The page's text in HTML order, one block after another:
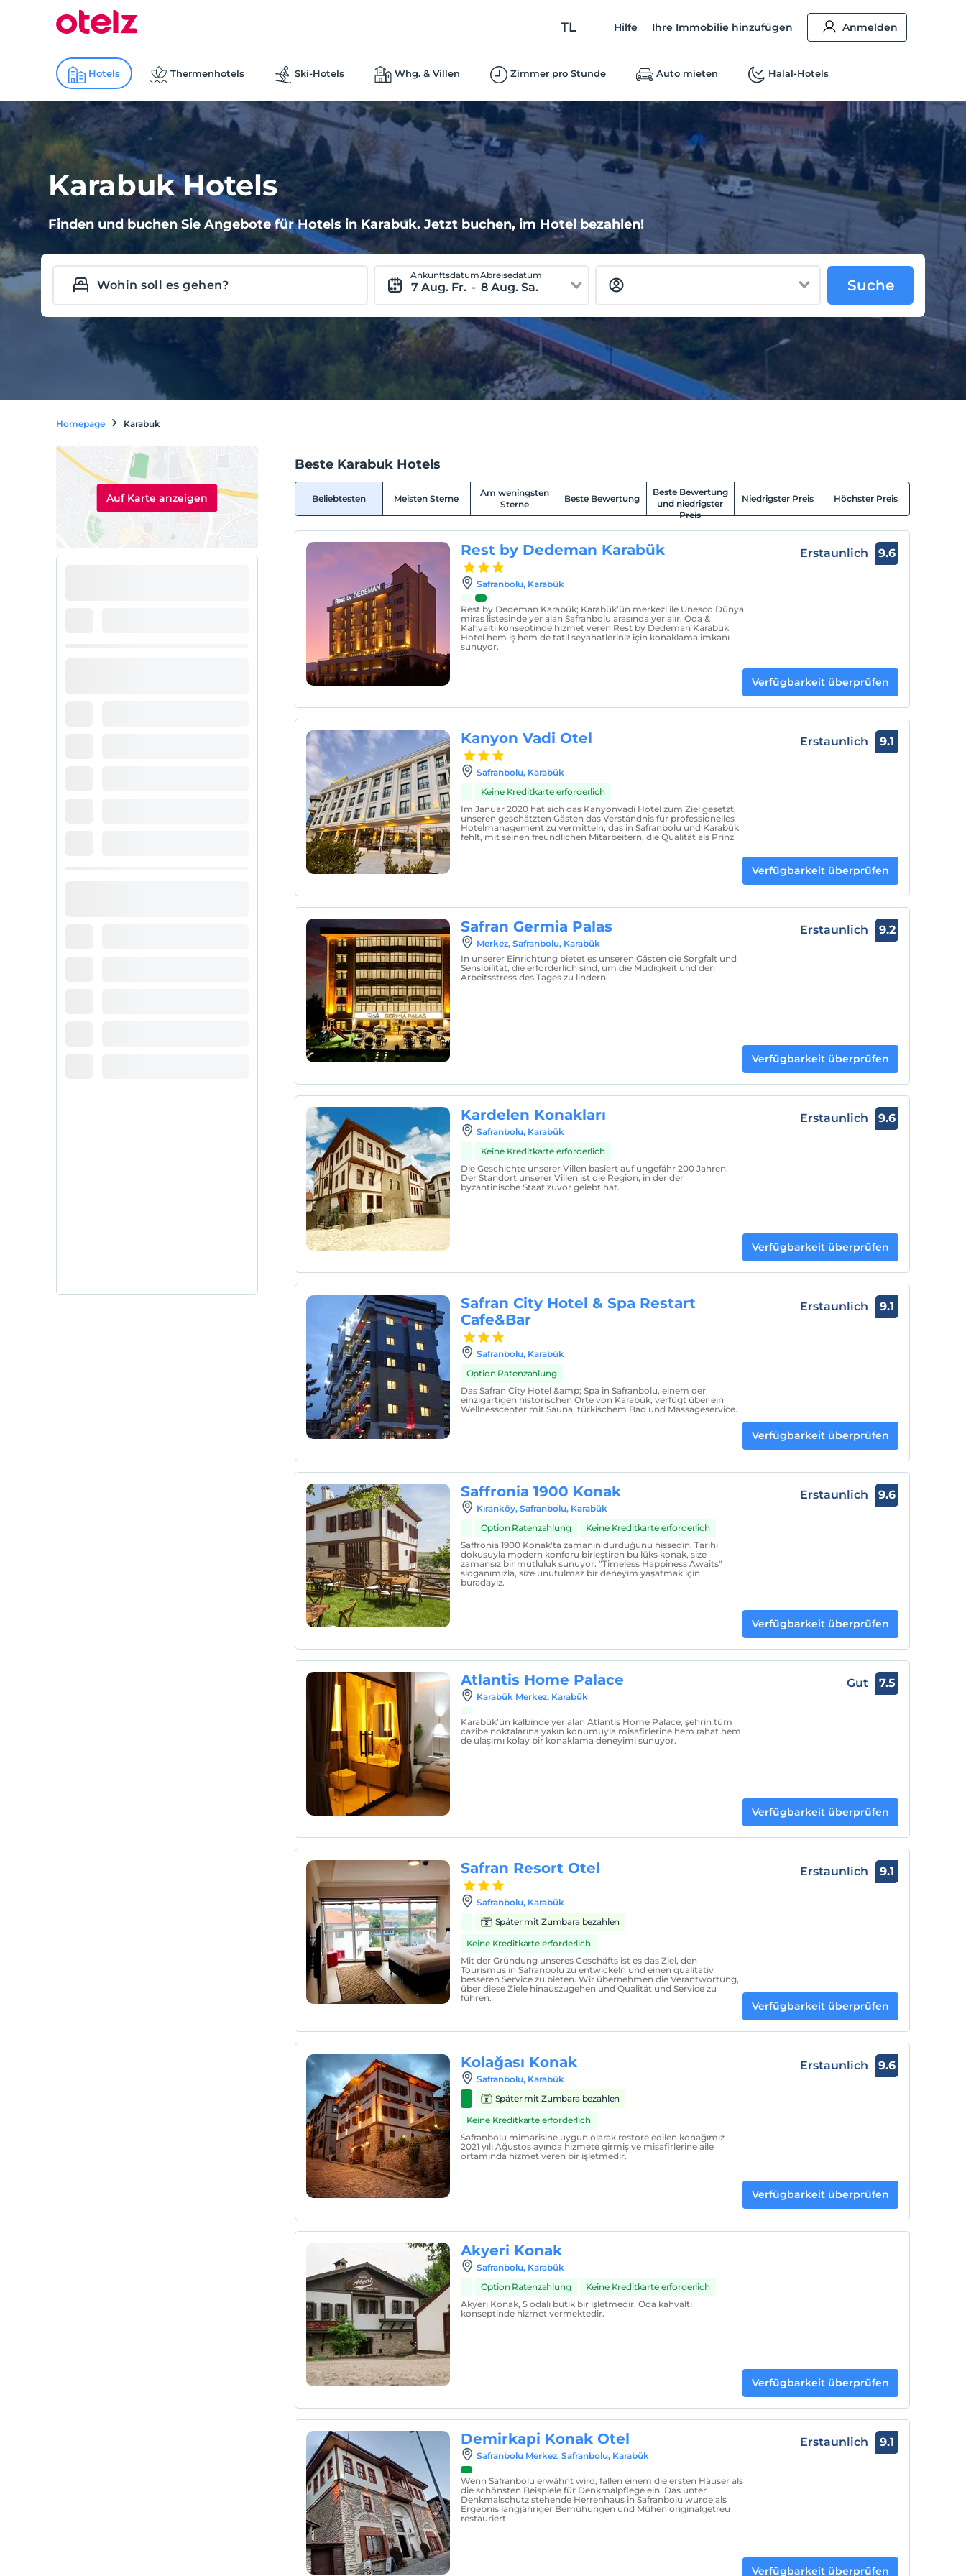
TL Hilfe Ihre Immobilie hinzufügen Anmelden
Hotels Thermenhotels Ski-Hotels Whg. & Villen Zimmer pro Stunde Auto mieten Halal-Hotels
Karabuk Hotels
Finden und buchen Sie Angebote für Hotels in Karabuk. Jetzt buchen, im Hotel bezahlen!
Ankunftsdatum
7 Aug. Fr. -
Abreisedatum
8 Aug. Sa. Suche
Homepage Karabuk
Auf Karte anzeigen
Beste Karabuk Hotels
Beliebtesten Meisten Sterne
Am weningsten
Sterne
Beste Bewertung
Beste Bewertung
und niedrigster
Preis
Niedrigster Preis Höchster Preis
Rest by Dedeman Karabük
Safranbolu, Karabük
Rest by Dedeman Karabük; Karabük’ün merkezi ile Unesco Dünya
miras listesinde yer alan Safranbolu arasında yer alır. Oda &
Kahvaltı konseptinde hizmet veren Rest by Dedeman Karabük
Hotel hem iş hem de tatil seyahatleriniz için konaklama imkanı
sunuyor.
Erstaunlich 9.6
Verfügbarkeit überprüfen
Kanyon Vadi Otel
Safranbolu, Karabük
Keine Kreditkarte erforderlich
Im Januar 2020 hat sich das Kanyonvadi Hotel zum Ziel gesetzt,
unseren geschätzten Gästen das Verständnis für professionelles
Hotelmanagement zu vermitteln, das in Safranbolu und Karabük
fehlt, mit seinen freundlichen Mitarbeitern, die Qualität als Prinz
Erstaunlich 9.1
Verfügbarkeit überprüfen
Safran Germia Palas
Merkez, Safranbolu, Karabük
In unserer Einrichtung bietet es unseren Gästen die Sorgfalt und
Sensibilität, die erforderlich sind, um die Müdigkeit und den
Arbeitsstress des Tages zu lindern.
Erstaunlich 9.2
Verfügbarkeit überprüfen
Kardelen Konakları
Safranbolu, Karabük
Keine Kreditkarte erforderlich
Die Geschichte unserer Villen basiert auf ungefähr 200 Jahren.
Der Standort unserer Villen ist die Region, in der der
byzantinische Staat zuvor gelebt hat.
Erstaunlich 9.6
Verfügbarkeit überprüfen
Safran City Hotel & Spa Restart
Cafe&Bar
Safranbolu, Karabük
Option Ratenzahlung
Das Safran City Hotel &amp; Spa in Safranbolu, einem der
einzigartigen historischen Orte von Karabük, verfügt über ein
Wellnesscenter mit Sauna, türkischem Bad und Massageservice.
Erstaunlich 9.1
Verfügbarkeit überprüfen
Saffronia 1900 Konak
Kıranköy, Safranbolu, Karabük
Option Ratenzahlung
Keine Kreditkarte erforderlich
Saffronia 1900 Konak'ta zamanın durduğunu hissedin. Tarihi
dokusuyla modern konforu birleştiren bu lüks konak, size
zamansız bir mutluluk sunuyor. "Timeless Happiness Awaits"
sloganımızla, size unutulmaz bir deneyim yaşatmak için
buradayız.
Erstaunlich 9.6
Verfügbarkeit überprüfen
Atlantis Home Palace
Karabük Merkez‎, Karabük
Karabük’ün kalbinde yer alan Atlantis Home Palace, şehrin tüm
cazibe noktalarına yakın konumuyla misafirlerine hem rahat hem
de ulaşımı kolay bir konaklama deneyimi sunuyor.
Gut 7.5
Verfügbarkeit überprüfen
Safran Resort Otel
Safranbolu, Karabük
Später mit Zumbara bezahlen
Keine Kreditkarte erforderlich
Mit der Gründung unseres Geschäfts ist es das Ziel, den
Tourismus in Safranbolu zu entwickeln und einen qualitativ
besseren Service zu bieten. Wir übernehmen die Verantwortung,
über diese Ziele hinauszugehen und Qualität und Service zu
führen.
Erstaunlich 9.1
Verfügbarkeit überprüfen
Kolağası Konak
Safranbolu, Karabük
Später mit Zumbara bezahlen
Keine Kreditkarte erforderlich
Safranbolu mimarisine uygun olarak restore edilen konağımız
2021 yılı Ağustos ayında hizmete girmiş ve misafirlerine aile
ortamında hizmet veren bir işletmedir.
Erstaunlich 9.6
Verfügbarkeit überprüfen
Akyeri Konak
Safranbolu, Karabük
Option Ratenzahlung
Keine Kreditkarte erforderlich
Akyeri Konak, 5 odalı butik bir işletmedir. Oda kahvaltı
konseptinde hizmet vermektedir.
Verfügbarkeit überprüfen
Demirkapi Konak Otel
Safranbolu Merkez, Safranbolu, Karabük
Wenn Safranbolu erwähnt wird, fallen einem die ersten Häuser als
die schönsten Beispiele für Denkmalpflege ein. Das unter
Denkmalschutz stehende Herrenhaus in Safranbolu wurde als
Ergebnis langjähriger Bemühungen und Mühen originalgetreu
restauriert.
Erstaunlich 9.1
Verfügbarkeit überprüfen